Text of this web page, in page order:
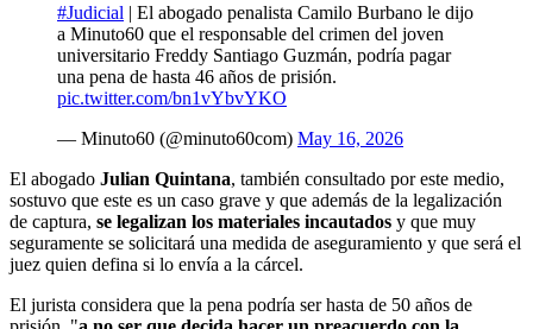
#Judicial | El abogado penalista Camilo Burbano le dijo
a Minuto60 que el responsable del crimen del joven
universitario Freddy Santiago Guzmán, podría pagar
una pena de hasta 46 años de prisión.
pic.twitter.com/bn1vYbvYKO
— Minuto60 (@minuto60com) May 16, 2026
El abogado Julian Quintana, también consultado por este medio,
sostuvo que este es un caso grave y que además de la legalización
de captura, se legalizan los materiales incautados y que muy
seguramente se solicitará una medida de aseguramiento y que será el
juez quien defina si lo envía a la cárcel.
El jurista considera que la pena podría ser hasta de 50 años de